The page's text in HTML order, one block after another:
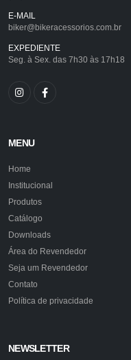
E-MAIL
biker@bikeracessorios.com.br
EXPEDIENTE
Seg. à Sex. das 7h30 às 17h18
MENU
Home
Institucional
Produtos
Catálogo
Downloads
Área do Revendedor
Seja um Revendedor
Contato
Política de privacidade
NEWSLETTER